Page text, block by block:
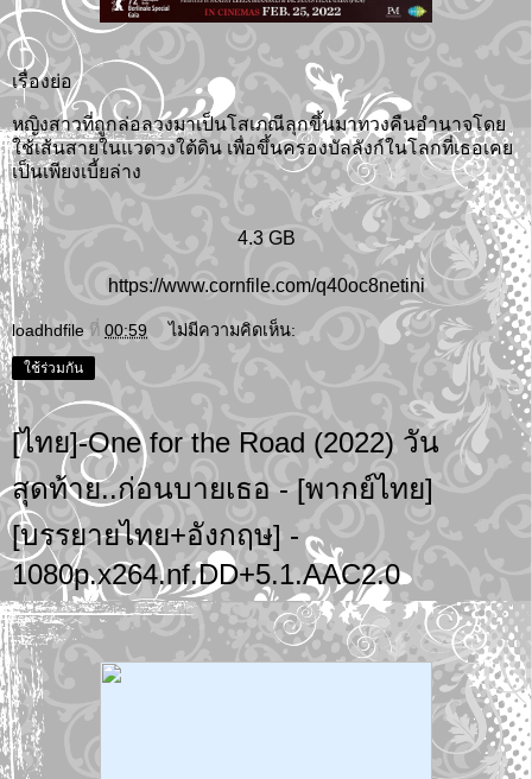
เรื่องย่อ
หญิงสาวที่ถูกล่อลวงมาเป็นโสเภณีลุกขึ้นมาทวงคืนอำนาจโดย
ใช้เส้นสายในแวดวงใต้ดิน เพื่อขึ้นครองบัลลังก์ในโลกที่เธอเคย
เป็นเพียงเบี้ยล่าง
4.3 GB
https://www.cornfile.com/q40oc8netini
loadhdfile ที่ 00:59 ไม่มีความคิดเห็น:
ใช้ร่วมกัน
[ไทย]-One for the Road (2022) วัน
สุดท้าย..ก่อนบายเธอ - [พากย์ไทย]
[บรรยายไทย+อังกฤษ] -
1080p.x264.nf.DD+5.1.AAC2.0